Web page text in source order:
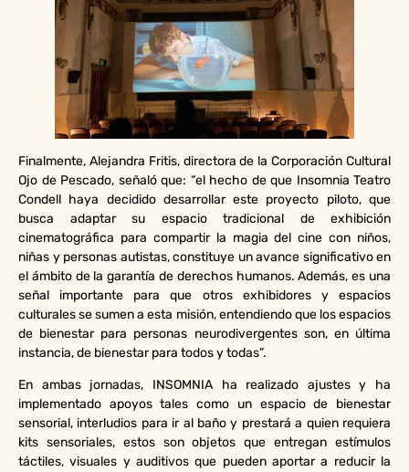
Finalmente, Alejandra Fritis, directora de la Corporación Cultural
Ojo de Pescado, señaló que: “el hecho de que Insomnia Teatro
Condell haya decidido desarrollar este proyecto piloto, que
busca adaptar su espacio tradicional de exhibición
cinematográfica para compartir la magia del cine con niños,
niñas y personas autistas, constituye un avance significativo en
el ámbito de la garantía de derechos humanos. Además, es una
señal importante para que otros exhibidores y espacios
culturales se sumen a esta misión, entendiendo que los espacios
de bienestar para personas neurodivergentes son, en última
instancia, de bienestar para todos y todas”.
En ambas jornadas, INSOMNIA ha realizado ajustes y ha
implementado apoyos tales como un espacio de bienestar
sensorial, interludios para ir al baño y prestará a quien requiera
kits sensoriales, estos son objetos que entregan estímulos
táctiles, visuales y auditivos que pueden aportar a reducir la